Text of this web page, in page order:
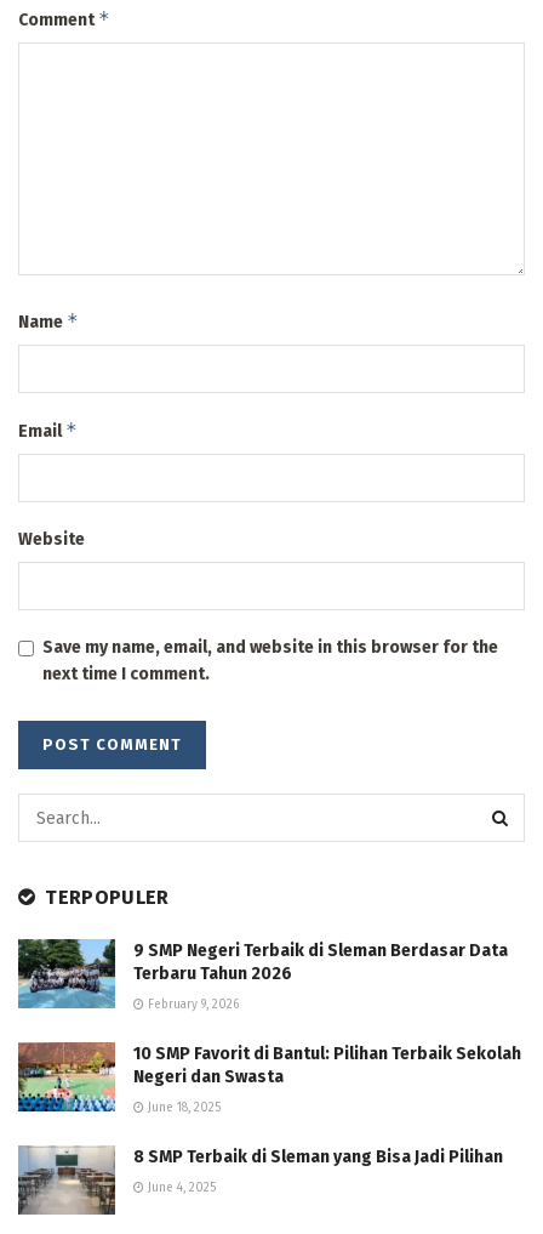
Comment*
Name *
Email*
Website
Save my name, email, and website in this browser for the
next time I comment.
TERPOPULER
9 SMP Negeri Terbaik di Sleman Berdasar Data
Terbaru Tahun 2026
February 9, 2026
10 SMP Favorit di Bantul: Pilihan Terbaik Sekolah
Negeri dan Swasta
June 18, 2025
8 SMP Terbaik di Sleman yang Bisa Jadi Pilihan
June 4, 2025